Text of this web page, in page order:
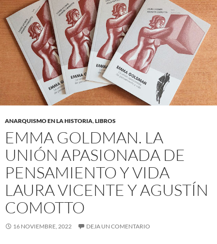
ANARQUISMO EN LA HISTORIA,LIBROS
EMMA GOLDMAN. LA
UNIÓN APASIONADA DE
PENSAMIENTO Y VIDA
LAURA VICENTE Y AGUSTÍN
COMOTTO
16 NOVIEMBRE, 2022 DEJA UN COMENTARIO